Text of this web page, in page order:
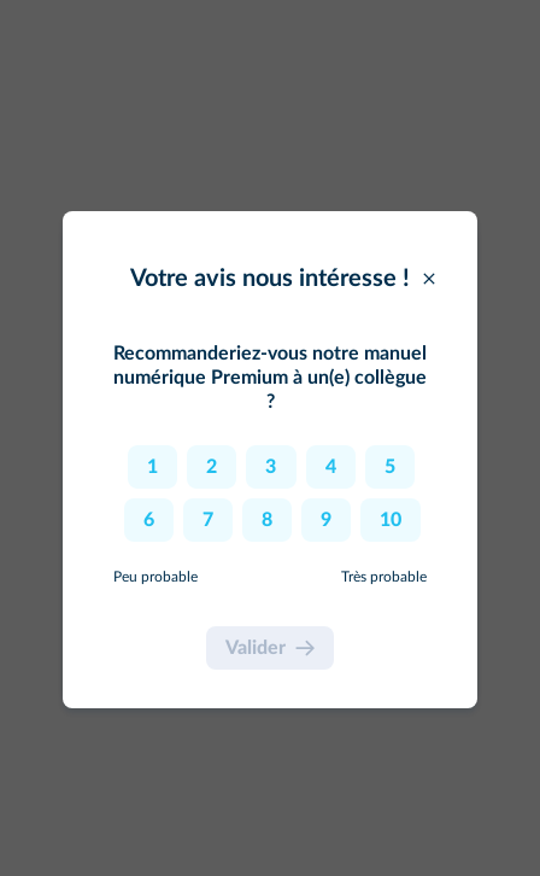
Votre avis nous intéresse !
Recommanderiez-vous notresite
webà un(e) collègue ?
1 2 3 4 5
6 7 8 9 10
Valider
Votre avis nous intéresse !
Recommanderiez-vous notre manuel
numérique Premium à un(e) collègue
?
1 2 3 4 5
6 7 8 9 10
Peu probable Très probable
Valider